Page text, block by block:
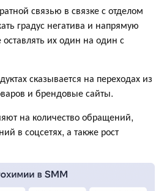
связью в связке с отделом
градус негатива и напрямую
их один на один с
сказывается на переходах из
и брендовые сайты.
на количество обращений,
в соцсетях, а также рост